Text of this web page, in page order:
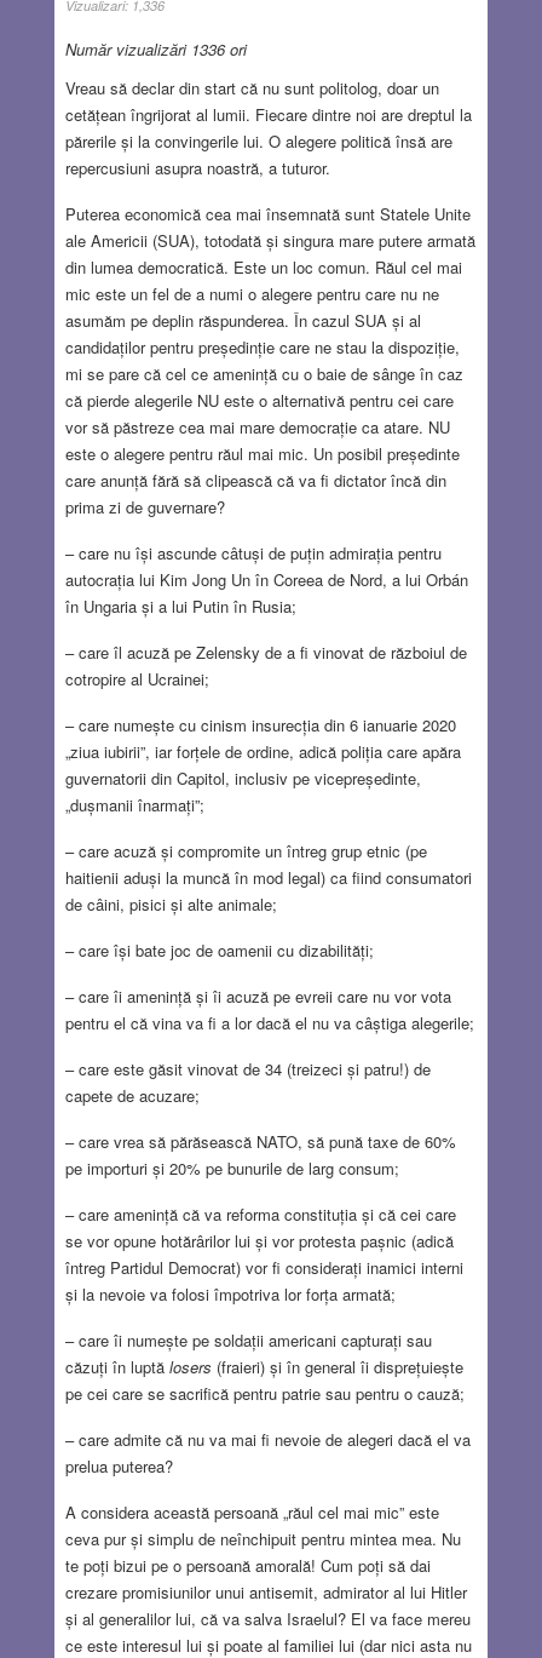
Vizualizari: 1,336
Număr vizualizări 1336 ori
Vreau să declar din start că nu sunt politolog, doar un
cetățean îngrijorat al lumii. Fiecare dintre noi are dreptul la
părerile și la convingerile lui. O alegere politică însă are
repercusiuni asupra noastră, a tuturor.
Puterea economică cea mai însemnată sunt Statele Unite
ale Americii (SUA), totodată și singura mare putere armată
din lumea democratică. Este un loc comun. Răul cel mai
mic este un fel de a numi o alegere pentru care nu ne
asumăm pe deplin răspunderea. În cazul SUA și al
candidaților pentru președinție care ne stau la dispoziție,
mi se pare că cel ce amenință cu o baie de sânge în caz
că pierde alegerile NU este o alternativă pentru cei care
vor să păstreze cea mai mare democrație ca atare. NU
este o alegere pentru răul mai mic. Un posibil președinte
care anunță fără să clipească că va fi dictator încă din
prima zi de guvernare?
– care nu își ascunde câtuși de puțin admirația pentru
autocrația lui Kim Jong Un în Coreea de Nord, a lui Orbán
în Ungaria și a lui Putin în Rusia;
– care îl acuză pe Zelensky de a fi vinovat de războiul de
cotropire al Ucrainei;
– care numește cu cinism insurecția din 6 ianuarie 2020
„ziua iubirii”, iar forțele de ordine, adică poliția care apăra
guvernatorii din Capitol, inclusiv pe vicepreședinte,
„dușmanii înarmați”;
– care acuză și compromite un întreg grup etnic (pe
haitienii aduși la muncă în mod legal) ca fiind consumatori
de câini, pisici și alte animale;
– care își bate joc de oamenii cu dizabilități;
– care îi amenință și îi acuză pe evreii care nu vor vota
pentru el că vina va fi a lor dacă el nu va câștiga alegerile;
– care este găsit vinovat de 34 (treizeci și patru!) de
capete de acuzare;
– care vrea să părăsească NATO, să pună taxe de 60%
pe importuri și 20% pe bunurile de larg consum;
– care amenință că va reforma constituția și că cei care
se vor opune hotărârilor lui și vor protesta pașnic (adică
întreg Partidul Democrat) vor fi considerați inamici interni
și la nevoie va folosi împotriva lor forța armată;
– care îi numește pe soldații americani capturați sau
căzuți în luptă losers (fraieri) și în general îi disprețuiește
pe cei care se sacrifică pentru patrie sau pentru o cauză;
– care admite că nu va mai fi nevoie de alegeri dacă el va
prelua puterea?
A considera această persoană „răul cel mai mic” este
ceva pur și simplu de neînchipuit pentru mintea mea. Nu
te poți bizui pe o persoană amorală! Cum poți să dai
crezare promisiunilor unui antisemit, admirator al lui Hitler
și al generalilor lui, că va salva Israelul? El va face mereu
ce este interesul lui și poate al familiei lui (dar nici asta nu